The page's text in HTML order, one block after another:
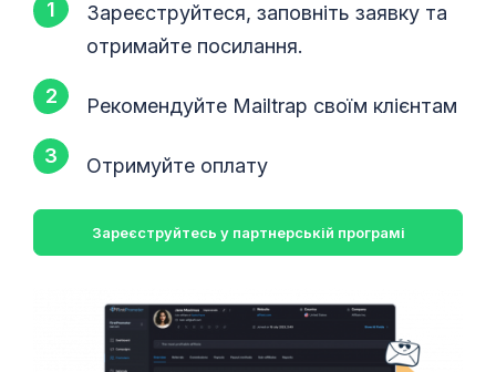
Зареєструйтеся, заповніть заявку та
отримайте посилання.
Рекомендуйте Mailtrap своїм клієнтам
Отримуйте оплату
Зареєструйтесь у партнерській програмі